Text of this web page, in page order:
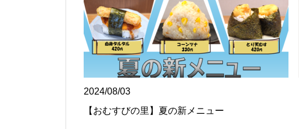
2024/08/03
【おむすびの里】夏の新メニュー